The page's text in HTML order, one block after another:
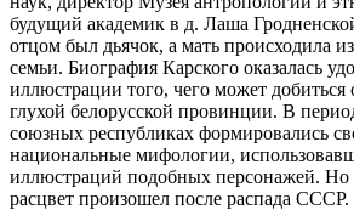
будущий академик в д. Лаша
отцом был дьячок, а мать происходила
семьи. Биография Карского оказалась
иллюстрации того, чего может
глухой белорусской провинции. В
союзных республиках формировались
национальные мифологии,
иллюстраций подобных персонажей. Но
расцвет произошел после распада СССР.